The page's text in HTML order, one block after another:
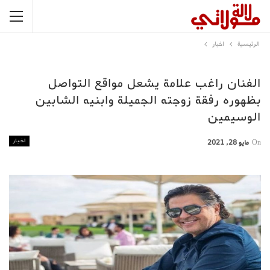
الرئيسية اخبار
الفنان راغب علامة يشعل مواقع التواصل
بظهوره رفقة زوجته الجميلة وابنيه الشابين
الوسيمين
اخبار On مايو 28, 2021